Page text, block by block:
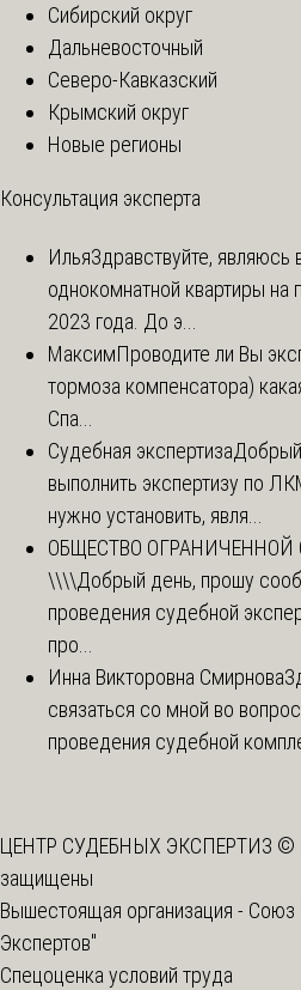
Сибирский округ
Дальневосточный
Северо-Кавказский
Крымский округ
Новые регионы
Консультация эксперта
ИльяЗдравствуйте, являюсь
однокомнатной квартиры на
2023 года. До э...
МаксимПроводите ли Вы
тормоза компенсатора)
Спа...
Судебная экспертиза
выполнить экспертизу по
нужно установить, явля...
ОБЩЕСТВО ОГРАНИЧЕННОЙ
\\\\Добрый день, прошу
проведения судебной
про...
Инна Викторовна Смирнова
связаться со мной во
проведения судебной
ЦЕНТР СУДЕБНЫХ ЭКСПЕРТИЗ ©
защищены
Вышестоящая организация - Союз
Экспертов"
Спецоценка условий труда